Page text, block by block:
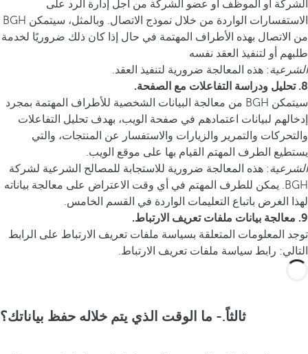
الشركة أو الموظف أو عضو الشركة من أجل إدارة الرد على
الاستفسارات الواردة من خلال نموذج الاتصال. وبالمثل، سيتمكن BGH
من الاتصال بهذه الأطراف المهتمة في حال إذا كان ذلك ضروريًا لخدمة
طلبهم أو لتنفيذ العقد نفسه
الشرعية: هذه المعالجة ضرورية لتنفيذ العقد.
8. تحليل ودراسة التفاعلات مع الصفحة.
سيتمكن BGH من معالجة البيانات الشخصية للأطراف المهتمة بمجرد
إدخالهم لبيانات اعتمادهم في صفحة الويب، بهدف تحليل التفاعلات
والتحركات والتمرير والزيارات والاستفسار عن المنتجات، والتي
يستطيع الطرف المهتم القيام بها على موقع الويب.
الشرعية: هذه المعالجة ضرورية للاستجابة للمصالح الشرعية لشركة
BGH. يمكن للطرف المهتم في أي وقت الاعتراض على معالجة بياناته
لهذا الغرض باتباع التعليمات الواردة في القسم الخامس.
9. معالجة بيانات ملفات تعريف الارتباط.
توجد المعلومات المتعلقة بسياسة ملفات تعريف الارتباط على الرابط
التالي: رابط سياسة ملفات تعريف الارتباط.
ثالثاً.- ما الوقت الذي يتم خلاله حفظ بياناتك؟